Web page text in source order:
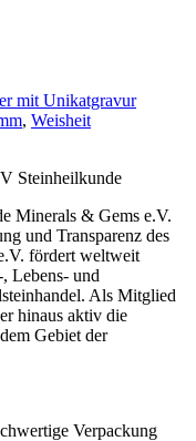
mit Unikatgravur
, Weisheit
Steinheilkunde
Minerals & Gems e.V.
und Transparenz des
fördert weltweit
Lebens- und
Als Mitglied
hinaus aktiv die
Gebiet der
Verpackung